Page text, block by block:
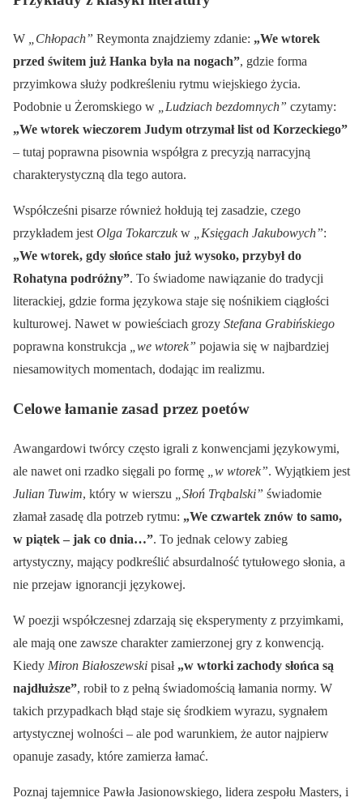
W „Chłopach” Reymonta znajdziemy zdanie: „We wtorek
przed świtem już Hanka była na nogach”, gdzie forma
przyimkowa służy podkreśleniu rytmu wiejskiego życia.
Podobnie u Żeromskiego w
„Ludziach bezdomnych” czytamy:
„We wtorek wieczorem Judym otrzymał list od Korzeckiego”
– tutaj poprawna pisownia współgra z precyzją narracyjną
charakterystyczną dla tego autora.
Współcześni pisarze również hołdują tej zasadzie, czego
przykładem jest Olga Tokarczukw „Księgach Jakubowych”:
„We wtorek, gdy słońce stało już wysoko, przybył do
Rohatyna podróżny”. To świadome nawiązanie do tradycji
literackiej, gdzie forma językowa staje się nośnikiem ciągłości
kulturowej. Nawet w powieściach grozy Stefana Grabińskiego
poprawna konstrukcja
„we wtorek” pojawia się w najbardziej
niesamowitych momentach, dodając im realizmu.
Celowe łamanie zasad przez poetów
Awangardowi twórcy często igrali z konwencjami językowymi,
ale nawet oni rzadko sięgali po formę
„w wtorek”. Wyjątkiem jest
Julian Tuwim, który w wierszu „Słoń Trąbalski” świadomie
złamał zasadę dla potrzeb rytmu: „We czwartek znów to samo,
w piątek – jak co dnia…”. To jednak celowy zabieg
artystyczny, mający podkreślić absurdalność tytułowego słonia, a
nie przejaw ignorancji językowej.
W poezji współczesnej zdarzają się eksperymenty z przyimkami,
ale mają one zawsze charakter zamierzonej gry z konwencją.
Kiedy Miron Białoszewski pisał „w wtorki zachody słońca są
najdłuższe”, robił to z pełną świadomością łamania normy. W
takich przypadkach błąd staje się środkiem wyrazu, sygnałem
artystycznej wolności – ale pod warunkiem, że autor najpierw
opanuje zasady, które zamierza łamać.
Poznaj tajemnice Pawła Jasionowskiego, lidera zespołu Masters, i